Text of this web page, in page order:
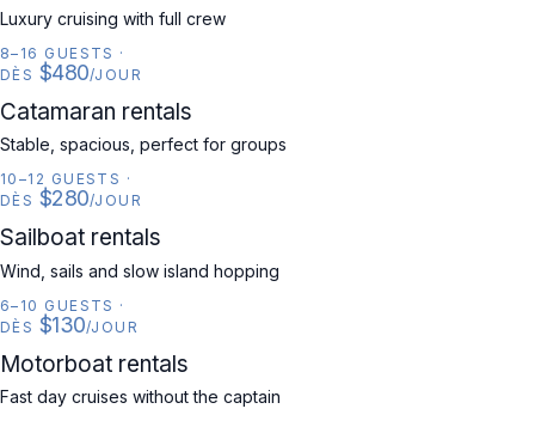
Luxury cruising with full crew
8–16 GUESTS ·
DÈS $480/JOUR
CATAMARAN
Catamaran rentals
Stable, spacious, perfect for groups
10–12 GUESTS ·
DÈS $280/JOUR
SAILBOAT
Sailboat rentals
Wind, sails and slow island hopping
6–10 GUESTS ·
DÈS $130/JOUR
MOTORBOAT
Motorboat rentals
Fast day cruises without the captain